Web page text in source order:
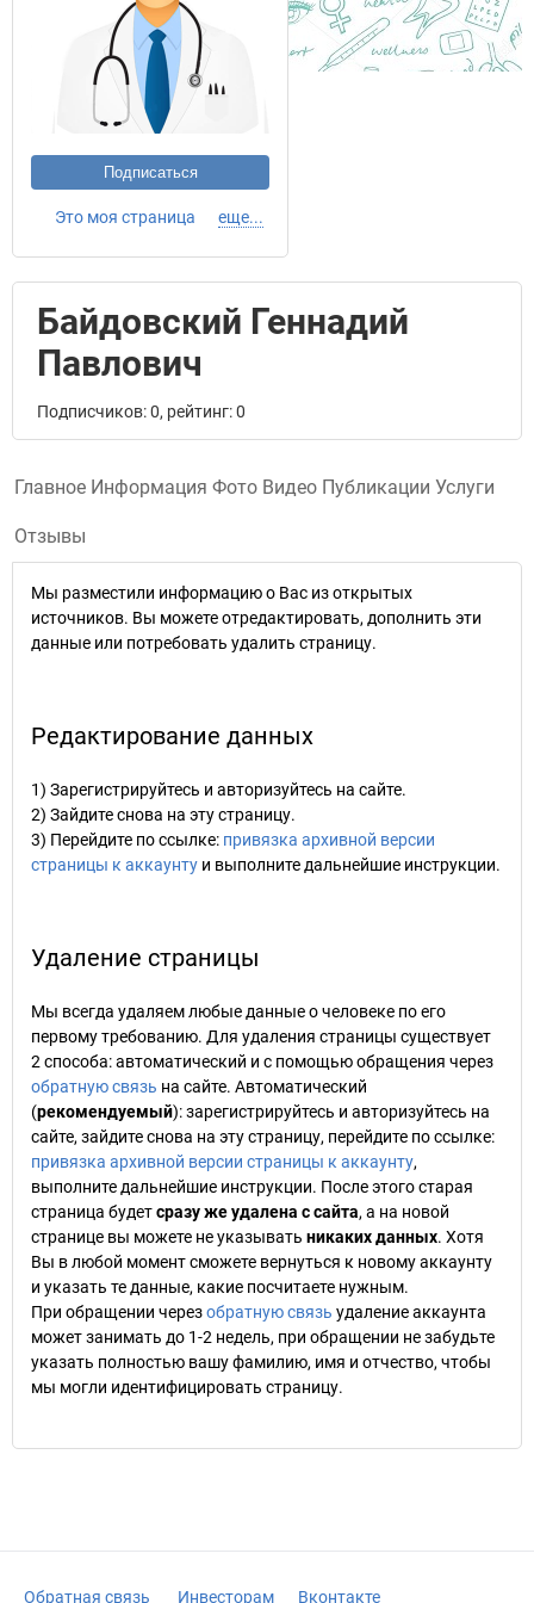
Подписаться
Это моя страница еще...
Байдовский Геннадий
Павлович
Подписчиков: 0, рейтинг: 0
Главное Информация Фото Видео Публикации Услуги
Отзывы
Мы разместили информацию о Вас из открытых
источников. Вы можете отредактировать, дополнить эти
данные или потребовать удалить страницу.
Редактирование данных
1) Зарегистрируйтесь и авторизуйтесь на сайте.
2) Зайдите снова на эту страницу.
3) Перейдите по ссылке: привязка архивной версии
страницы к аккаунту и выполните дальнейшие инструкции.
Удаление страницы
Мы всегда удаляем любые данные о человеке по его
первому требованию. Для удаления страницы существует
2 способа: автоматический и с помощью обращения через
обратную связь на сайте. Автоматический
(рекомендуемый): зарегистрируйтесь и авторизуйтесь на
сайте, зайдите снова на эту страницу, перейдите по ссылке:
привязка архивной версии страницы к аккаунту,
выполните дальнейшие инструкции. После этого старая
страница будетсразу же удалена с сайта, а на новой
странице вы можете не указывать никаких данных. Хотя
Вы в любой момент сможете вернуться к новому аккаунту
и указать те данные, какие посчитаете нужным.
При обращении черезобратную связь удаление аккаунта
может занимать до 1-2 недель, при обращении не забудьте
указать полностью вашу фамилию, имя и отчество, чтобы
мы могли идентифицировать страницу.
Обратная связь Инвесторам Вконтакте